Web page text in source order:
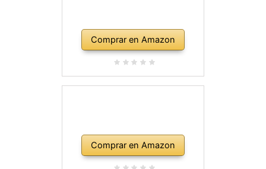
Comprar en Amazon
Comprar en Amazon